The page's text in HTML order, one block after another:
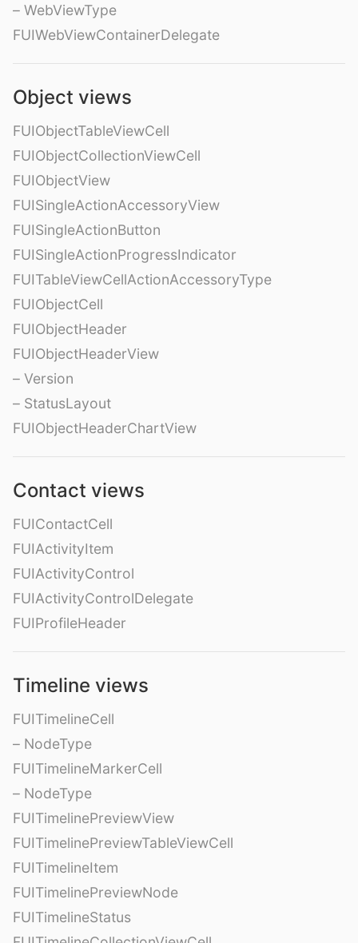
– WebViewType
FUIWebViewContainerDelegate
Object views
FUIObjectTableViewCell
FUIObjectCollectionViewCell
FUIObjectView
FUISingleActionAccessoryView
FUISingleActionButton
FUISingleActionProgressIndicator
FUITableViewCellActionAccessoryType
FUIObjectCell
FUIObjectHeader
FUIObjectHeaderView
– Version
– StatusLayout
FUIObjectHeaderChartView
Contact views
FUIContactCell
FUIActivityItem
FUIActivityControl
FUIActivityControlDelegate
FUIProfileHeader
Timeline views
FUITimelineCell
– NodeType
FUITimelineMarkerCell
– NodeType
FUITimelinePreviewView
FUITimelinePreviewTableViewCell
FUITimelineItem
FUITimelinePreviewNode
FUITimelineStatus